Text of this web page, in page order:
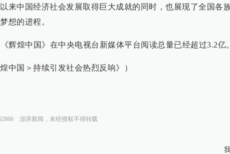
来中国经济社会发展取得巨大成就的同时，也展现了全国各
想的进程。
辉煌中国》在中央电视台新媒体平台阅读总量已经超过3.2亿。
中国＞持续引发社会热烈反响》）
澎湃新闻，未经授权不得转载